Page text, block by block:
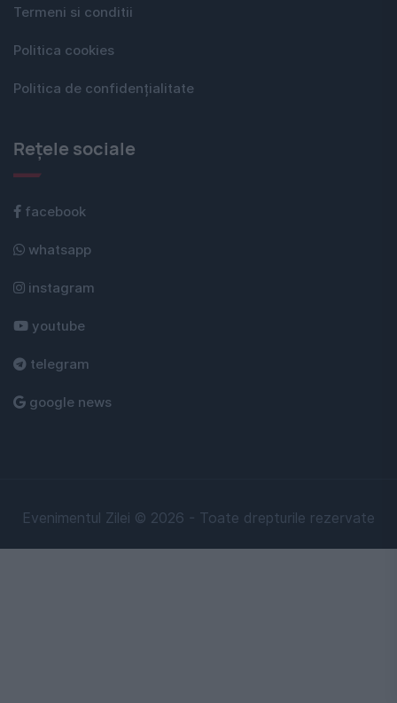
Termeni si conditii
Politica cookies
Politica de confidențialitate
Rețele sociale
facebook
whatsapp
instagram
youtube
telegram
google news
Evenimentul Zilei © 2026 - Toate drepturile rezervate